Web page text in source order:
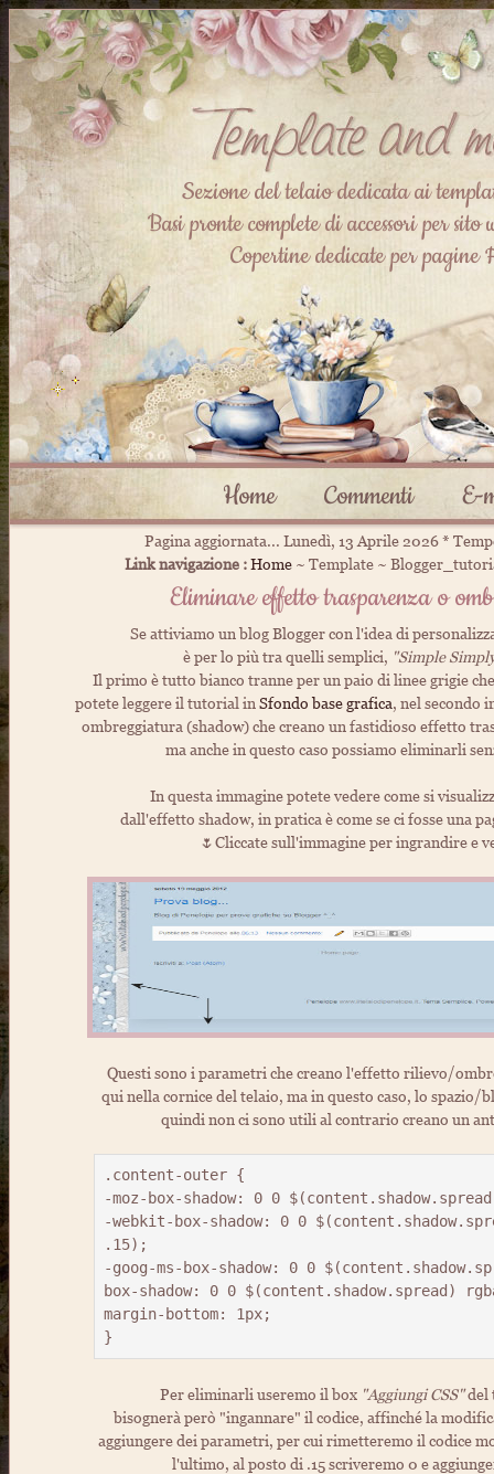
Sezione del telaio dedicata ai
Basi pronte complete di accessori per
Copertine dedicate per pagine
Home Commenti E-
Pagina aggiornata... Lunedì, 13 Aprile 2026 *
Link navigazione :Home ~ Template ~
Eliminare effetto trasparenza o
Se attiviamo un blog Blogger con l'idea di
è per lo più tra quelli semplici, "Simple
Il primo è tutto bianco tranne per un paio di linee grigie
potete leggere il tutorial in Sfondo base grafica, nel secondo
ombreggiatura (shadow) che creano un fastidioso effetto
ma anche in questo caso possiamo eliminarli
In questa immagine potete vedere come si
dall'effetto shadow, in pratica è come se ci fosse una
🌷Cliccate sull'immagine per ingrandire e
Questi sono i parametri che creano l'effetto rilievo/
qui nella cornice del telaio, ma in questo caso, lo spazio/
quindi non ci sono utili al contrario creano un
.content-outer {
-moz-box-shadow: 0 0
-webkit-box-shadow: 0 0
.15);
-goog-ms-box-shadow: 0 0
box-shadow: 0 0 $(content.shadow.spread)
margin-bottom: 1px;
Per eliminarli useremo il box "Aggiungi CSS"del
bisognerà però "ingannare" il codice, affinché la
aggiungere dei parametri, per cui rimetteremo il codice
l'ultimo, al posto di .15 scriveremo 0 e